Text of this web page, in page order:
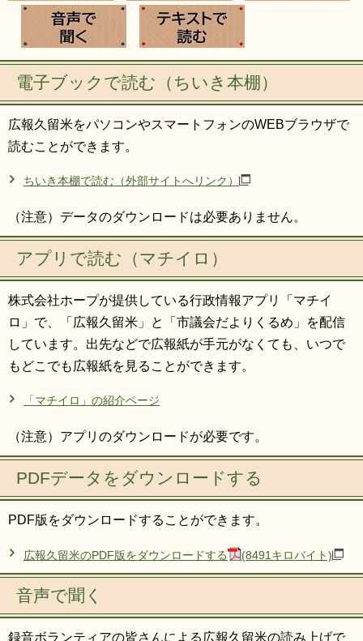
電子ブックで読む（ちいき本棚）
広報久留米をパソコンやスマートフォンのWEBブラウザで
読むことができます。
ちいき本棚で読む（外部サイトへリンク）
（注意）データのダウンロードは必要ありません。
アプリで読む（マチイロ）
株式会社ホープが提供している行政情報アプリ「マチイ
ロ」で、「広報久留米」と「市議会だよりくるめ」を配信
しています。出先などで広報紙が手元がなくても、いつで
もどこでも広報紙を見ることができます。
「マチイロ」の紹介ページ
（注意）アプリのダウンロードが必要です。
PDFデータをダウンロードする
PDF版をダウンロードすることができます。
広報久留米のPDF版をダウンロードする (8491キロバイト)
音声で聞く
録音ボランティアの皆さんによる広報久留米の読み上げで